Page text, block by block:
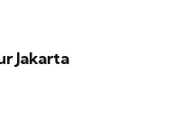
Jakarta